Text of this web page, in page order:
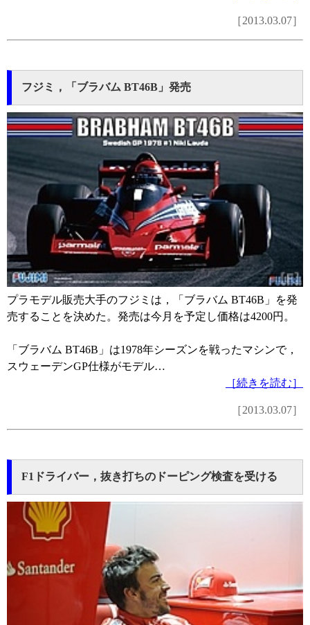
［2013.03.07］
フジミ，「ブラバム BT46B」発売
プラモデル販売大手のフジミは，「ブラバム BT46B」を発
売することを決めた。発売は今月を予定し価格は4200円。
「ブラバム BT46B」は1978年シーズンを戦ったマシンで，
スウェーデンGP仕様がモデル…
［続きを読む］
［2013.03.07］
F1ドライバー，抜き打ちのドーピング検査を受ける